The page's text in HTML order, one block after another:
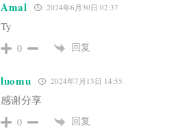
Amal 2024年6月30日 02:37
Ty
0 回复
luomu 2024年7月13日 14:55
感谢分享
0 回复